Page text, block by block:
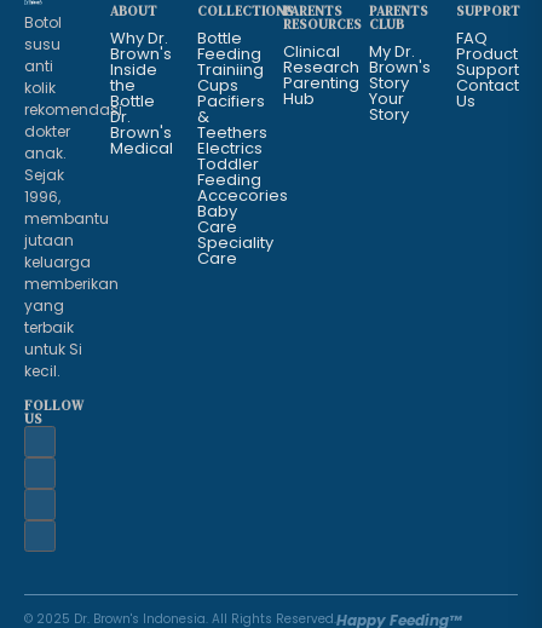
Botol
susu
anti
kolik
rekomendasi
dokter
anak.
Sejak
1996,
membantu
jutaan
keluarga
memberikan
yang
terbaik
untuk Si
kecil.
FOLLOW
US
ABOUT
Why Dr.
Brown's
Inside
the
Bottle
Dr.
Brown's
Medical
COLLECTIONS
Bottle
Feeding
Trainiing
Cups
Pacifiers
&
Teethers
Electrics
Toddler
Feeding
Accecories
Baby
Care
Speciality
Care
PARENTS
RESOURCES
Clinical
Research
Parenting
Hub
PARENTS
CLUB
My Dr.
Brown's
Story
Your
Story
SUPPORT
FAQ
Product
Support
Contact
Us
© 2025 Dr. Brown's Indonesia. All Rights Reserved.Happy Feeding™